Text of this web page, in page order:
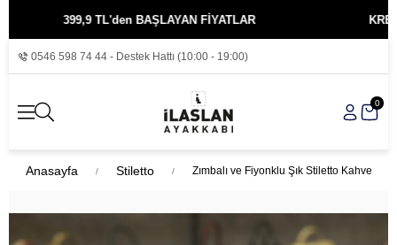
399,9 TL'den BAŞLAYAN FİYATLAR KREDİ
0546 598 74 44 - Destek Hattı (10:00 - 19:00)
0
Anasayfa Stiletto Zımbalı ve Fiyonklu Şık Stiletto Kahve